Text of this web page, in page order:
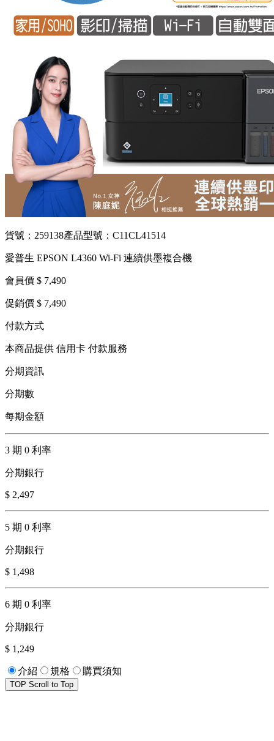
貨號：259138產品型號：C11CL41514
愛普生 EPSON L4360 Wi-Fi 連續供墨複合機
會員價 $ 7,490
促銷價 $ 7,490
付款方式
本商品提供 信用卡 付款服務
分期資訊
分期數
每期金額
3 期 0 利率
分期銀行
$ 2,497
5 期 0 利率
分期銀行
$ 1,498
6 期 0 利率
分期銀行
$ 1,249
介紹 規格 購買須知
TOP Scroll to Top